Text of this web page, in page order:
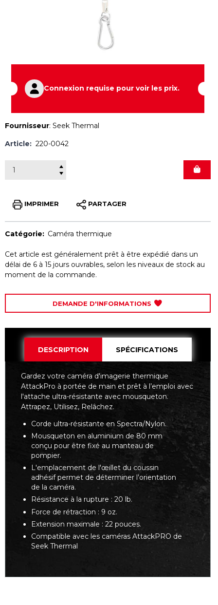
Connexion requise pour voir les prix.
Fournisseur: Seek Thermal
Article: 220-0042
IMPRIMER PARTAGER
Catégorie: Caméra thermique
Cet article est généralement prêt à être expédié dans un
délai de 6 à 15 jours ouvrables, selon les niveaux de stock au
moment de la commande.
DEMANDE D'INFORMATIONS
DESCRIPTION SPÉCIFICATIONS
Gardez votre caméra d'imagerie thermique
AttackPro à portée de main et prêt à l’emploi avec
l'attache ultra-résistante avec mousqueton.
Attrapez, Utilisez, Relâchez.
Corde ultra-résistante en Spectra/Nylon.
Mousqueton en aluminium de 80 mm
conçu pour être fixé au manteau de
pompier.
L'emplacement de l'œillet du coussin
adhésif permet de déterminer l’orientation
de la caméra.
Résistance à la rupture : 20 lb.
Force de rétraction : 9 oz.
Extension maximale : 22 pouces.
Compatible avec les caméras AttackPRO de
Seek Thermal